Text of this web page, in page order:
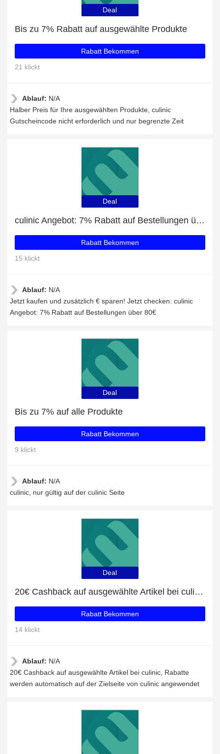
Deal
Bis zu 7% Rabatt auf ausgewählte Produkte
Rabatt Bekommen
21 klickt
Ablauf: N/A
Halber Preis für Ihre ausgewählten Produkte, culinic
Gutscheincode nicht erforderlich und nur begrenzte Zeit
Deal
culinic Angebot: 7% Rabatt auf Bestellungen über 80€
Rabatt Bekommen
15 klickt
Ablauf: N/A
Jetzt kaufen und zusätzlich € sparen! Jetzt checken: culinic
Angebot: 7% Rabatt auf Bestellungen über 80€
Deal
Bis zu 7% auf alle Produkte
Rabatt Bekommen
9 klickt
Ablauf: N/A
culinic, nur gültig auf der culinic Seite
Deal
20€ Cashback auf ausgewählte Artikel bei culinic
Rabatt Bekommen
14 klickt
Ablauf: N/A
20€ Cashback auf ausgewählte Artikel bei culinic, Rabatte
werden automatisch auf der Zielseite von culinic angewendet